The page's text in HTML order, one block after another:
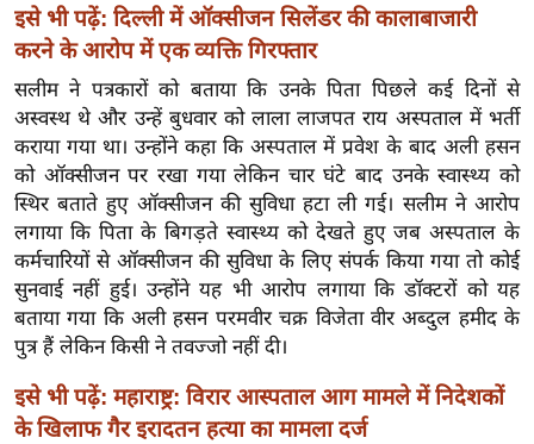
सा
ल
बे
मि
सा
ल
श
ख्सि
य
त
ग
इं
इसे भी पढ़ें: दिल्ली में ऑक्सीजन सिलेंडर की कालाबाजारी
करने के आरोप में एक व्यक्ति गिरफ्तार
सलीम ने पत्रकारों को बताया कि उनके पिता पिछले कई दिनों से
अस्‍वस्‍थ थे और उन्हें बुधवार को लाला लाजपत राय अस्पताल में भर्ती
कराया गया था। उन्होंने कहा कि अस्पताल में प्रवेश के बाद अली हसन
को ऑक्सीजन पर रखा गया लेकिन चार घंटे बाद उनके स्वास्थ्य को
स्थिर बताते हुए ऑक्सीजन की सुविधा हटा ली गई। सलीम ने आरोप
लगाया कि पिता के बिगड़ते स्वास्थ्य को देखते हुए जब अस्पताल के
कर्मचारियों से ऑक्सीजन की सुविधा के लिए संपर्क किया गया तो कोई
सुनवाई नहीं हुई। उन्होंने यह भी आरोप लगाया कि डॉक्टरों को यह
बताया गया कि अली हसन परमवीर चक्र विजेता वीर अब्दुल हमीद के
पुत्र हैं लेकिन किसी ने तवज्जो नहीं दी।
इसे भी पढ़ें: महाराष्ट्र: विरार आस्पताल आग मामले में निदेशकों
के खिलाफ गैर इरादतन हत्या का मामला दर्ज